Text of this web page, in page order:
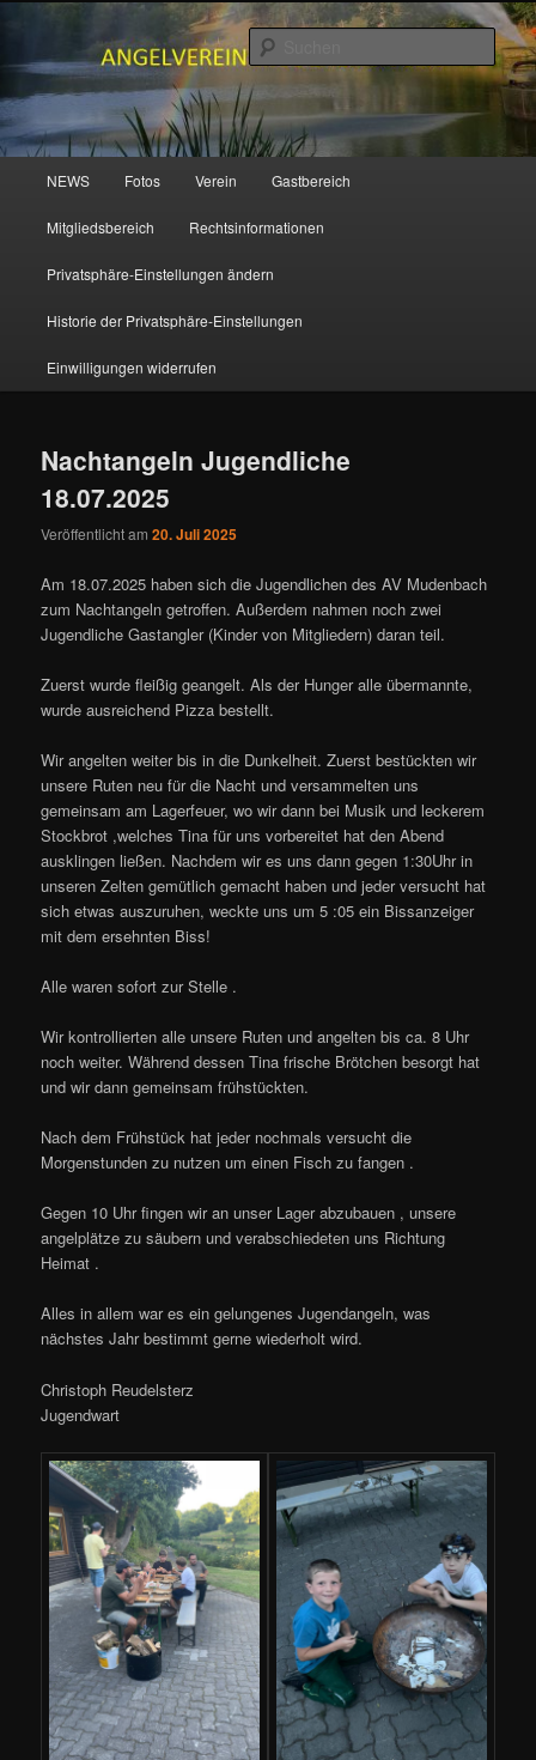
Inhalt
springen
Inhalt
springenANGELVEREIN MUDENBACH e.V.
NEWS Fotos Verein Gastbereich
Mitgliedsbereich Rechtsinformationen
Privatsphäre-Einstellungen ändern
Historie der Privatsphäre-Einstellungen
Einwilligungen widerrufen
Nachtangeln Jugendliche
18.07.2025
Veröffentlicht am20. Juli 2025
Am 18.07.2025 haben sich die Jugendlichen des AV Mudenbach
zum Nachtangeln getroffen. Außerdem nahmen noch zwei
Jugendliche Gastangler (Kinder von Mitgliedern) daran teil.
Zuerst wurde fleißig geangelt. Als der Hunger alle übermannte,
wurde ausreichend Pizza bestellt.
Wir angelten weiter bis in die Dunkelheit. Zuerst bestückten wir
unsere Ruten neu für die Nacht und versammelten uns
gemeinsam am Lagerfeuer, wo wir dann bei Musik und leckerem
Stockbrot ,welches Tina für uns vorbereitet hat den Abend
ausklingen ließen. Nachdem wir es uns dann gegen 1:30Uhr in
unseren Zelten gemütlich gemacht haben und jeder versucht hat
sich etwas auszuruhen, weckte uns um 5 :05 ein Bissanzeiger
mit dem ersehnten Biss!
Alle waren sofort zur Stelle .
Wir kontrollierten alle unsere Ruten und angelten bis ca. 8 Uhr
noch weiter. Während dessen Tina frische Brötchen besorgt hat
und wir dann gemeinsam frühstückten.
Nach dem Frühstück hat jeder nochmals versucht die
Morgenstunden zu nutzen um einen Fisch zu fangen .
Gegen 10 Uhr fingen wir an unser Lager abzubauen , unsere
angelplätze zu säubern und verabschiedeten uns Richtung
Heimat .
Alles in allem war es ein gelungenes Jugendangeln, was
nächstes Jahr bestimmt gerne wiederholt wird.
Christoph Reudelsterz
Jugendwart